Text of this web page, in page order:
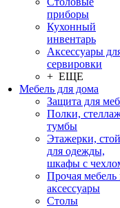
приборы
Кухонный
инвентарь
Аксессуары
сервировки
+ ЕЩЕ
Мебель для дома
Защита для
Полки,
тумбы
Этажерки,
для одежды,
шкафы с
Прочая мебель
аксессуары
Столы